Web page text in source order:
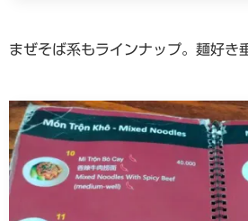
まぜそば系もラインナップ。麺好き